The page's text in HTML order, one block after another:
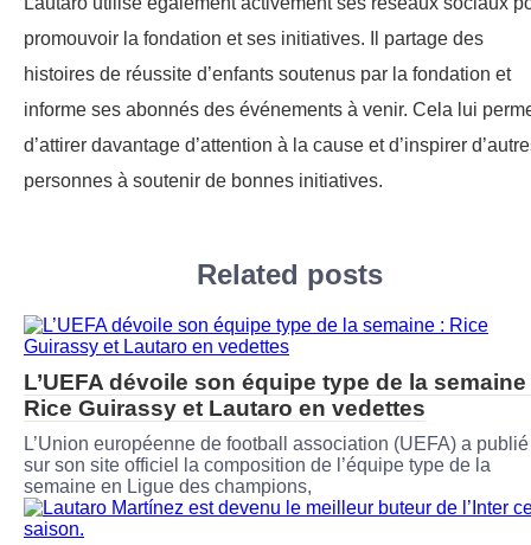
promouvoir la fondation et ses initiatives. Il partage des
histoires de réussite d’enfants soutenus par la fondation et
informe ses abonnés des événements à venir. Cela lui
d’attirer davantage d’attention à la cause et d’inspirer
personnes à soutenir de bonnes initiatives.
Related posts
L’UEFA dévoile son équipe type de la semaine
Rice Guirassy et Lautaro en vedettes
L’Union européenne de football association (UEFA) a publié
sur son site officiel la composition de l’équipe type de la
semaine en Ligue des champions,